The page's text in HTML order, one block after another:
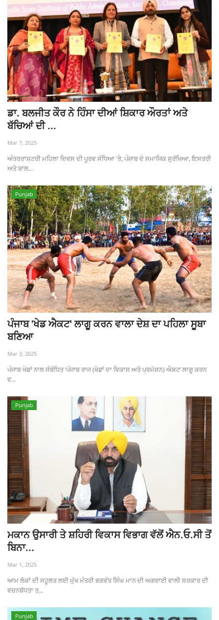
ਡਾ. ਬਲਜੀਤ ਕੌਰ ਨੇ ਹਿੰਸਾ ਦੀਆਂ ਸ਼ਿਕਾਰ ਔਰਤਾਂ ਅਤੇ
ਬੱਚਿਆਂ ਦੀ ...
Mar 7, 2025
ਅੰਤਰਰਾਸ਼ਟਰੀ ਮਹਿਲਾ ਦਿਵਸ ਦੀ ਪੂਰਵ ਸੰਧਿਆ 'ਤੇ, ਪੰਜਾਬ ਦੇ ਸਮਾਜਿਕ ਸੁਰੱਖਿਆ, ਇਸਤਰੀ
ਅਤੇ ਬਾਲ...
Punjab
ਪੰਜਾਬ 'ਖੇਡ ਐਕਟ' ਲਾਗੂ ਕਰਨ ਵਾਲਾ ਦੇਸ਼ ਦਾ ਪਹਿਲਾ ਸੂਬਾ
ਬਣਿਆ
Mar 3, 2025
ਪੰਜਾਬ ਖੇਡਾਂ ਨਾਲ ਸੰਬੰਧਿਤ ‘ਪੰਜਾਬ ਰਾਜ (ਖੇਡਾਂ ਦਾ ਵਿਕਾਸ ਅਤੇ ਪ੍ਰਮੋਸ਼ਨ) ਐਕਟ’ ਲਾਗੂ ਕਰਨ
ਵ...
Punjab
ਮਕਾਨ ਉਸਾਰੀ ਤੇ ਸ਼ਹਿਰੀ ਵਿਕਾਸ ਵਿਭਾਗ ਵੱਲੋਂ ਐਨ.ਓ.ਸੀ ਤੋਂ
ਬਿਨਾ...
Mar 1, 2025
ਆਮ ਲੋਕਾਂ ਦੀ ਸਹੂਲਤ ਲਈ ਮੁੱਖ ਮੰਤਰੀ ਭਗਵੰਤ ਸਿੰਘ ਮਾਨ ਦੀ ਅਗਵਾਈ ਵਾਲੀ ਸਰਕਾਰ ਦੀ
ਵਚਨਬੱਧਤਾ ਤ...
Punjab